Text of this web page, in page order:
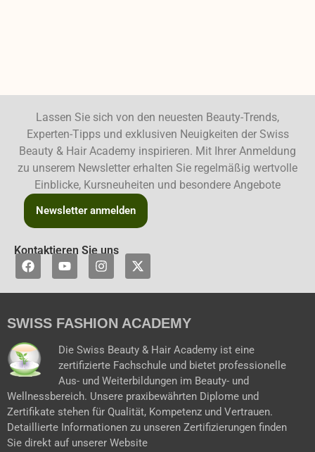
Lassen Sie sich von den neuesten Beauty-Trends,
Experten-Tipps und exklusiven Neuigkeiten der Swiss
Beauty & Hair Academy inspirieren. Mit Ihrer Anmeldung
zu unserem Newsletter erhalten Sie regelmäßig wertvolle
Einblicke, Kursneuheiten und besondere Angebote
Newsletter anmelden
Kontaktieren Sie uns
F
a
e
o
k
Y
o
t
b
I
n
t
g
a
m
X
-
w
t
e
r
SWISS FASHION ACADEMY
Die Swiss Beauty & Hair Academy ist eine
zertifizierte Fachschule und bietet professionelle
Aus- und Weiterbildungen im Beauty- und
Wellnessbereich. Unsere praxibewährten Diplome und
Zertifikate stehen für Qualität, Kompetenz und Vertrauen.
Detaillierte Informationen zu unseren Zertifizierungen finden
Sie direkt auf unserer Website